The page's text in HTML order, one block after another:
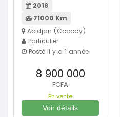
2018
71000 Km
Abidjan (Cocody)
Particulier
Posté il y a 1 année
8 900 000
FCFA
En vente
Voir détails